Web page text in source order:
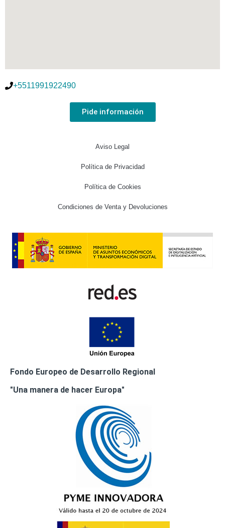
+5511991922490
Pide información
Aviso Legal
Política de Privacidad
Política de Cookies
Condiciones de Venta y Devoluciones
Fondo Europeo de Desarrollo Regional
"Una manera de hacer Europa"